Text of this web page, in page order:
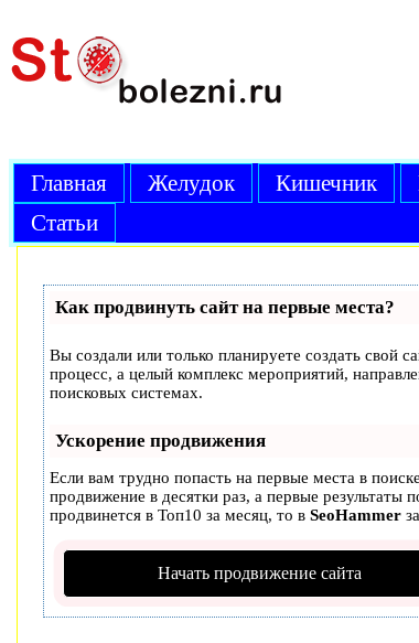
Главная Желудок Кишечник
Статьи
Как продвинуть сайт на первые места?
Вы создали или только планируете создать свой
процесс, а целый комплекс мероприятий,
поисковых системах.
Ускорение продвижения
Если вам трудно попасть на первые места в
продвижение в десятки раз, а первые результаты
продвинется в Топ10 за месяц, то в SeoHammer
Начать продвижение сайта